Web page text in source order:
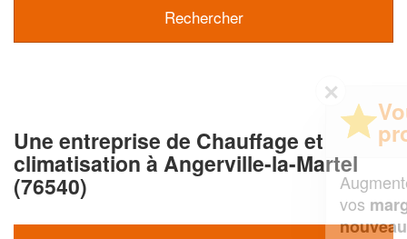
Une entreprise de Chauffage et
climatisation à Angerville-la-Martel
(76540)
professionnel ?
Augmentez votre chiffre d'affaireset
tout en gagnant de
nouveaux clients!